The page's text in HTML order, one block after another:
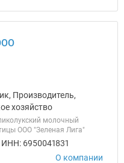
Производитель,
хозяйство
молочный
ООО "Зеленая Лига"
6950041831
О компании